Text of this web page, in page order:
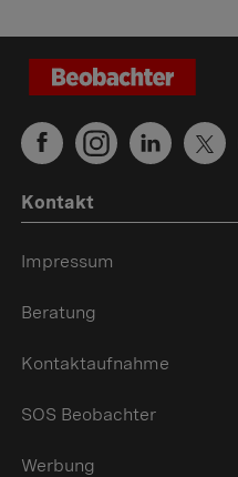
Kontakt
Impressum
Beratung
Kontaktaufnahme
SOS Beobachter
Werbung